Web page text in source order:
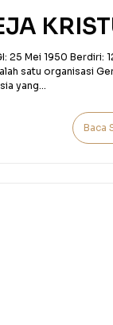
25 Mei 1950 Berdiri:
satu organisasi
yang...
Baca